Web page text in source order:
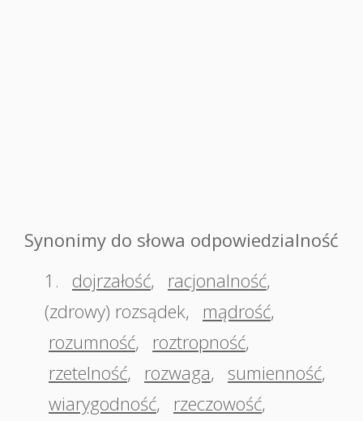
Synonimy do słowa odpowiedzialność
1.
dojrzałość, racjonalność,
(zdrowy) rozsądek, mądrość,
rozumność, roztropność,
rzetelność, rozwaga, sumienność,
wiarygodność, rzeczowość,